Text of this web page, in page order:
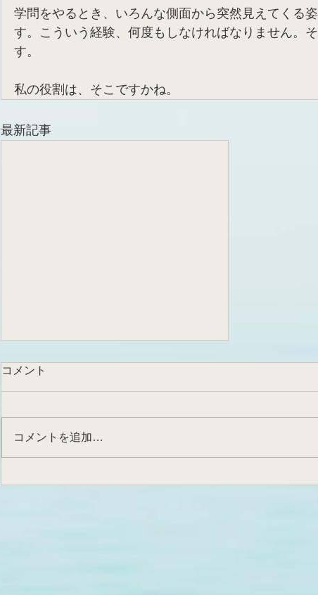
学問をやるとき、いろんな側面から突然見えてくる
す。こういう経験、何度もしなければなりません。
す。
私の役割は、そこですかね。
最新記事
受賞講演
コメント
コメントを追加…